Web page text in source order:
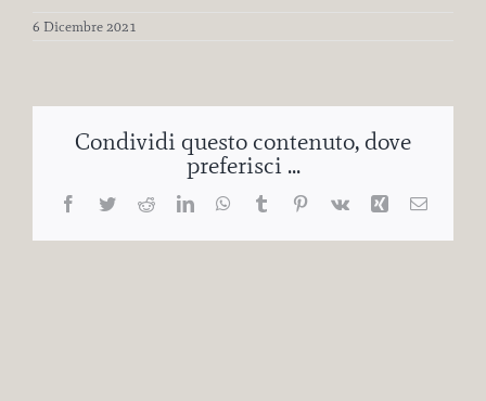
6 Dicembre 2021
Condividi questo contenuto, dove
preferisci ...
Facebook
TwitterRedditLinkedInWhatsApp
TumblrPinterest
Vk Xing Email